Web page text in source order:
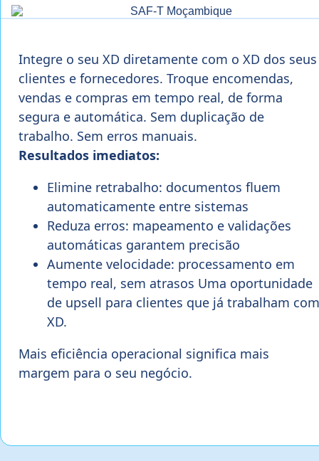
Integre o seu XD diretamente com o XD dos seus
clientes e fornecedores. Troque encomendas,
vendas e compras em tempo real, de forma
segura e automática. Sem duplicação de
trabalho. Sem erros manuais.
Resultados imediatos:
Elimine retrabalho: documentos fluem
automaticamente entre sistemas
Reduza erros: mapeamento e validações
automáticas garantem precisão
Aumente velocidade: processamento em
tempo real, sem atrasos Uma oportunidade
de upsell para clientes que já trabalham com
XD.
Mais eficiência operacional significa mais
margem para o seu negócio.